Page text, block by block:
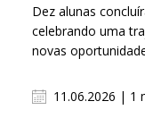
Dez alunas
celebrando uma
novas
11.06.2026 | 1